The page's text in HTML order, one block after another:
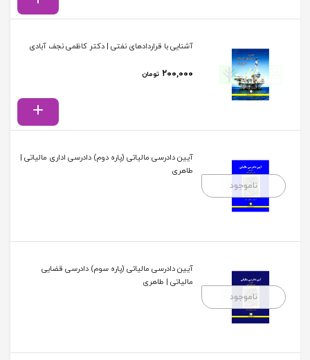
آشنایی با قراردادهای نفتی | دکتر کاظمی نجف آبادی
۲۰۰,۰۰۰ تومان
ناموجود
آیین دادرسی مالیاتی (پاره دوم) دادرسی اداری مالیاتی |
طاهری
ناموجود
آیین دادرسی مالیاتی (پاره سوم) دادرسی قضایی
مالیاتی | طاهری